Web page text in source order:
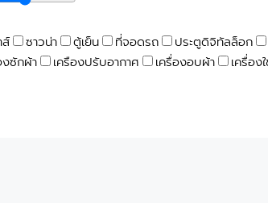
ส์ ซาวน่า ตู้เย็น ที่จอดรถ ประตูดิจิทัลล็อก
งซักผ้า เครืองปรับอากาศ เครื่องอบผ้า เครื่อง